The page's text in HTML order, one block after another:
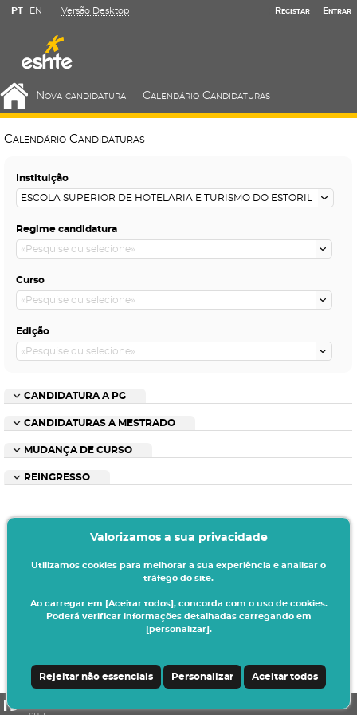
PT EN Versão Desktop Registar Entrar
Nova candidatura Calendário Candidaturas
Calendário Candidaturas
Instituição
Regime candidatura
Curso
Edição
CANDIDATURA A PG
CANDIDATURAS A MESTRADO
MUDANÇA DE CURSO
REINGRESSO
Valorizamos a sua privacidade
Utilizamos cookies para melhorar a sua experiência e analisar o
tráfego do site.
Ao carregar em [Aceitar todos], concorda com o uso de cookies.
Poderá verificar informações detalhadas carregando em
[personalizar].
Rejeitar não essenciais Personalizar Aceitar todos